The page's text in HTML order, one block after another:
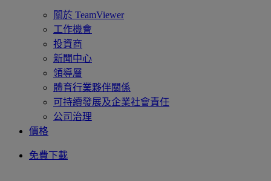
關於 TeamViewer
工作機會
投資商
新聞中心
領導層
體育行業夥伴關係
可持續發展及企業社會責任
公司治理
價格
免費下載